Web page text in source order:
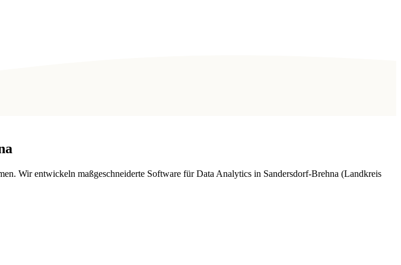
Wir entwickeln maßgeschneiderte Software für Data Analytics in Sandersdorf-Brehna (Landkreis